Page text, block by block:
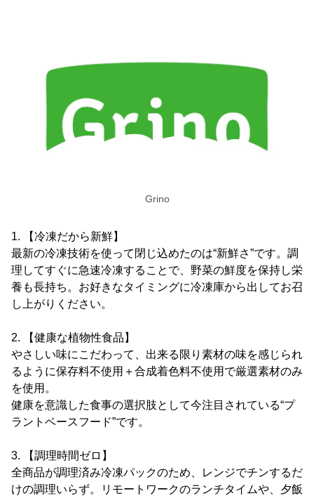
Grino
1. 【冷凍だから新鮮】
最新の冷凍技術を使って閉じ込めたのは“新鮮さ”です。調
理してすぐに急速冷凍することで、野菜の鮮度を保持し栄
養も長持ち。お好きなタイミングに冷凍庫から出してお召
し上がりください。
2. 【健康な植物性食品】
やさしい味にこだわって、出来る限り素材の味を感じられ
るように保存料不使用＋合成着色料不使用で厳選素材のみ
を使用。
健康を意識した食事の選択肢として今注目されている“プ
ラントベースフード”です。
3. 【調理時間ゼロ】
全商品が調理済み冷凍パックのため、レンジでチンするだ
けの調理いらず。リモートワークのランチタイムや、夕飯